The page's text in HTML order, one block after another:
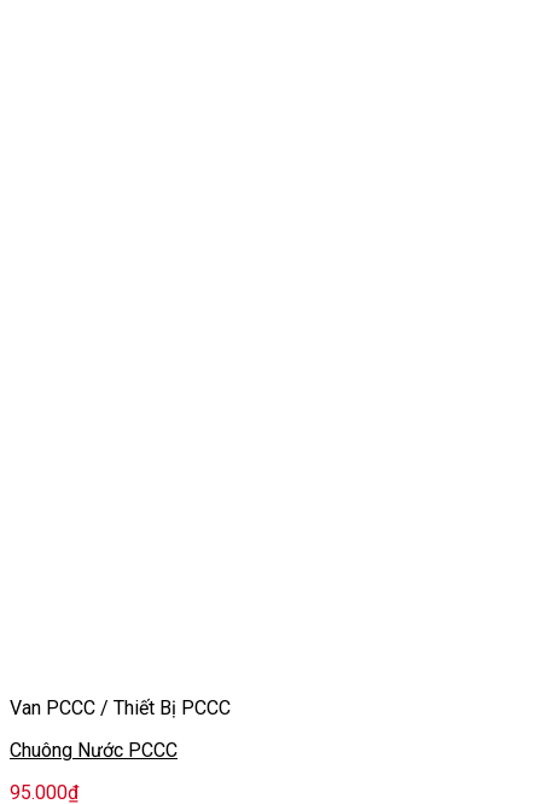
Van PCCC / Thiết Bị PCCC
Chuông Nước PCCC
95.000₫